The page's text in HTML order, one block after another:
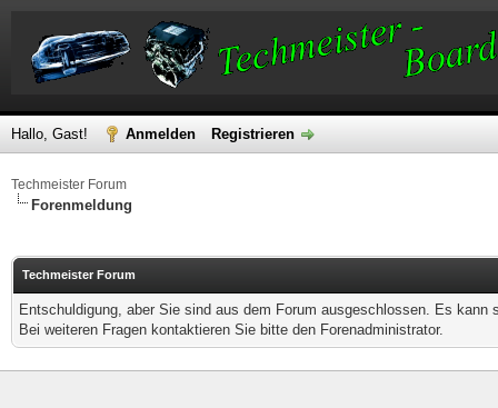
Hallo, Gast! Anmelden Registrieren
Techmeister Forum
Forenmeldung
Techmeister Forum
Entschuldigung, aber Sie sind aus dem Forum ausgeschlossen. Es
Bei weiteren Fragen kontaktieren Sie bitte den Forenadministrator.